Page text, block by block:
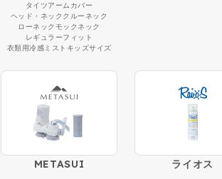
タイツアームカバー
ヘッド・ネック クルーネック
ローネック モックネック
レギュラーフィット
衣類用冷感ミスト キッズサイズ
METASUI ライオス